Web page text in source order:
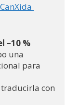
–10 %
una
para
traducirla con